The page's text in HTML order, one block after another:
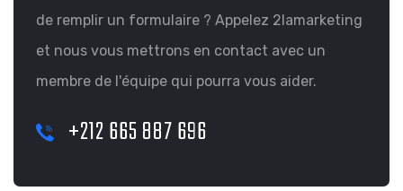
de remplir un formulaire ? Appelez 2lamarketing
et nous vous mettrons en contact avec un
membre de l'équipe qui pourra vous aider.
+212 665 887 696